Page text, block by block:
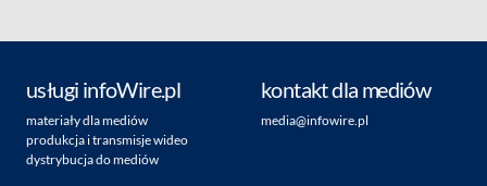
usługi infoWire.pl
materiały dla mediów
produkcja i transmisje wideo
dystrybucja do mediów
kontakt dla mediów
media@infowire.pl